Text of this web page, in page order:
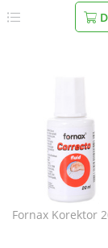
Fornax Korektor